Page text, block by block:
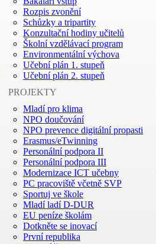
Rozpis zvonění
Schůzky a tripartity
Konzultační hodiny učitelů
Školní vzdělávací program
Environmentální výchova
Učební plán 1. stupeň
Učební plán 2. stupeň
PROJEKTY
Mladí pro klima
NPO doučování
NPO prevence digitální propasti
Erasmus/eTwinning
Personální podpora II
Personální podpora III
Modernizace ICT učebny
PC pracoviště včetně SVP
Sportuj ve škole
Mladí ladí D-DUR
EU peníze školám
Dotkněte se inovací
První republika